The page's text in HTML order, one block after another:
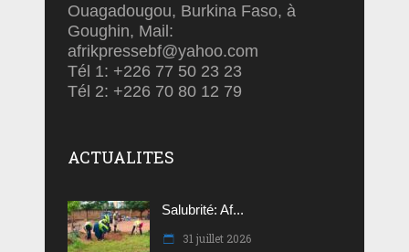
Ouagadougou, Burkina Faso, à
Goughin, Mail:
afrikpressebf@yahoo.com
Tél 1: +226 77 50 23 23
Tél 2: +226 70 80 12 79
ACTUALITES
Salubrité: Af...
31 juillet 2026